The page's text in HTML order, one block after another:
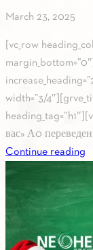
March 23, 2025
[vc_row
width=”3/
вас» А0
Continue reading